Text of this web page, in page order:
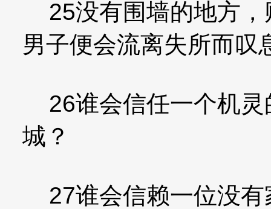
25没有围墙的地方，
男子便会流离失所而叹
26谁会信任一个机灵
城？
27谁会信赖一位没有